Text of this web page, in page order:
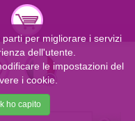
per migliorare i servizi
dell'utente.
le impostazioni del
i cookie.
ho capito